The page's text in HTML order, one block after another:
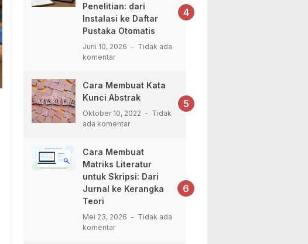
Penelitian: dari
Instalasi ke Daftar
Pustaka Otomatis
Juni 10, 2026
Tidak ada
komentar
Cara Membuat Kata
Kunci Abstrak
Oktober 10, 2022
Tidak
ada komentar
Cara Membuat
Matriks Literatur
untuk Skripsi: Dari
Jurnal ke Kerangka
Teori
Mei 23, 2026
Tidak ada
komentar